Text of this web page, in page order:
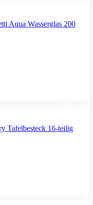
Aqua Wasserglas 200
Tafelbesteck 16-teilig